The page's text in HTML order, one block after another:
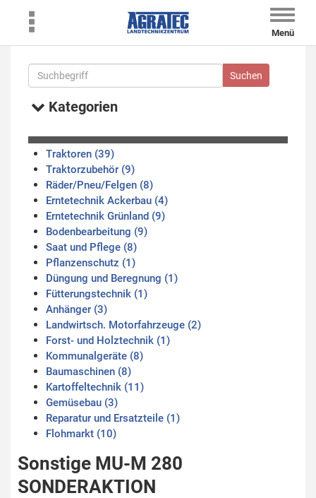
Toggle
Menü
Kategorien
Traktoren (39)
Traktorzubehör (9)
Räder/Pneu/Felgen (8)
Erntetechnik Ackerbau (4)
Erntetechnik Grünland (9)
Bodenbearbeitung (9)
Saat und Pflege (8)
Pflanzenschutz (1)
Düngung und Beregnung (1)
Fütterungstechnik (1)
Anhänger (3)
Landwirtsch. Motorfahrzeuge (2)
Forst- und Holztechnik (1)
Kommunalgeräte (8)
Baumaschinen (8)
Kartoffeltechnik (11)
Gemüsebau (3)
Reparatur und Ersatzteile (1)
Flohmarkt (10)
Sonstige MU-M 280
SONDERAKTION